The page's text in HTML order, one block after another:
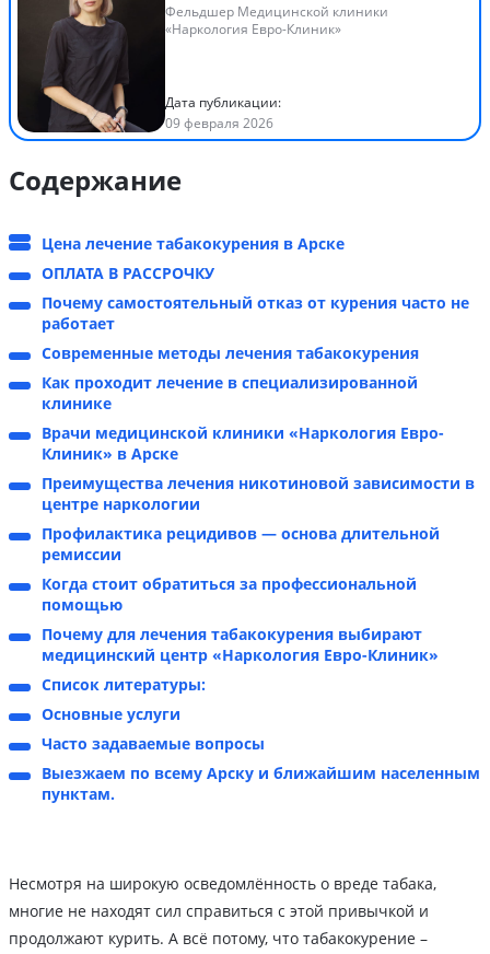
Фельдшер Медицинской клиники
«Наркология Евро-Клиник»
Дата публикации:
09 февраля 2026
Содержание
Цена лечение табакокурения в Арске
ОПЛАТА В РАССРОЧКУ
Почему самостоятельный отказ от курения часто не
работает
Современные методы лечения табакокурения
Как проходит лечение в специализированной
клинике
Врачи медицинской клиники «Наркология Евро-
Клиник» в Арске
Преимущества лечения никотиновой зависимости в
центре наркологии
Профилактика рецидивов — основа длительной
ремиссии
Когда стоит обратиться за профессиональной
помощью
Почему для лечения табакокурения выбирают
медицинский центр «Наркология Евро-Клиник»
Список литературы:
Основные услуги
Часто задаваемые вопросы
Выезжаем по всему Арску и ближайшим населенным
пунктам.
Несмотря на широкую осведомлённость о вреде табака,
многие не находят сил справиться с этой привычкой и
продолжают курить. А всё потому, что табакокурение –